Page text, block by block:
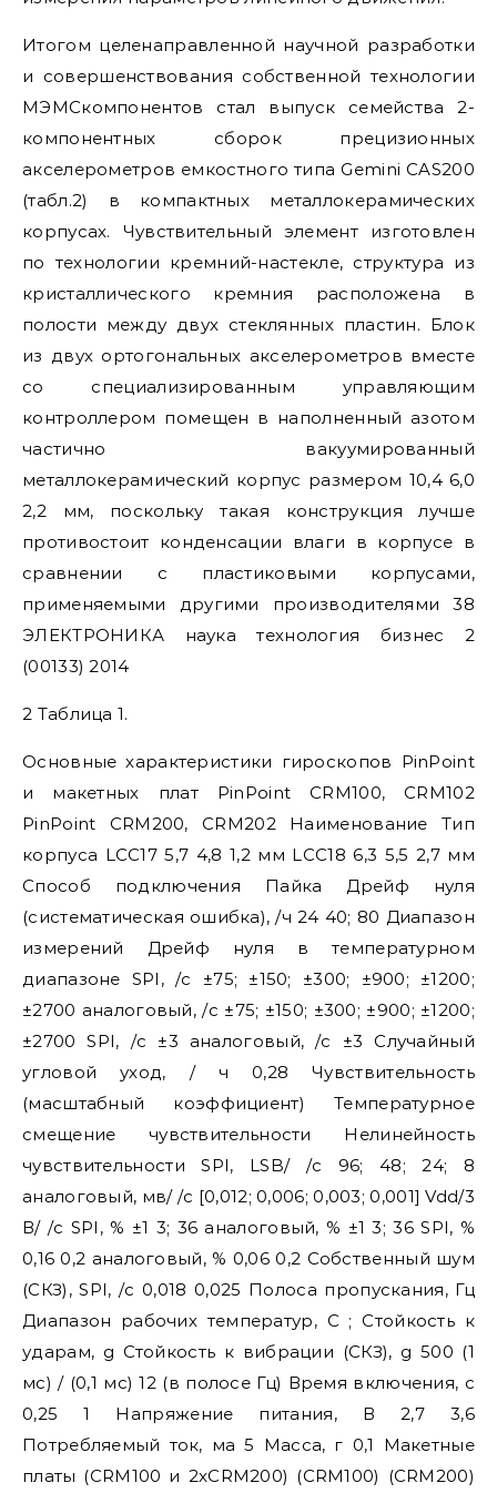
Итогом целенаправленной научной разработки
и совершенствования собственной технологии
МЭМСкомпонентов стал выпуск семейства 2-
компонентных сборок прецизионных
акселерометров емкостного типа Gemini CAS200
(табл.2) в компактных металлокерамических
корпусах. Чувствительный элемент изготовлен
по технологии кремний-настекле, структура из
кристаллического кремния расположена в
полости между двух стеклянных пластин. Блок
из двух ортогональных акселерометров вместе
со специализированным управляющим
контроллером помещен в наполненный азотом
частично вакуумированный
металлокерамический корпус размером 10,4 6,0
2,2 мм, поскольку такая конструкция лучше
противостоит конденсации влаги в корпусе в
сравнении с пластиковыми корпусами,
применяемыми другими производителями 38
ЭЛЕКТРОНИКА наука технология бизнес 2
(00133) 2014
2 Таблица 1.
Основные характеристики гироскопов PinPoint
и макетных плат PinPoint CRM100, CRM102
PinPoint CRM200, CRM202 Наименование Тип
корпуса LCC17 5,7 4,8 1,2 мм LCC18 6,3 5,5 2,7 мм
Способ подключения Пайка Дрейф нуля
(систематическая ошибка), /ч 24 40; 80 Диапазон
измерений Дрейф нуля в температурном
диапазоне SPI, /с ±75; ±150; ±300; ±900; ±1200;
±2700 аналоговый, /с ±75; ±150; ±300; ±900; ±1200;
±2700 SPI, /с ±3 аналоговый, /с ±3 Случайный
угловой уход, / ч 0,28 Чувствительность
(масштабный коэффициент) Температурное
смещение чувствительности Нелинейность
чувствительности SPI, LSB/ /с 96; 48; 24; 8
аналоговый, мв/ /с [0,012; 0,006; 0,003; 0,001] Vdd/3
В/ /с SPI, % ±1 3; 36 аналоговый, % ±1 3; 36 SPI, %
0,16 0,2 аналоговый, % 0,06 0,2 Собственный шум
(СКЗ), SPI, /с 0,018 0,025 Полоса пропускания, Гц
Диапазон рабочих температур, С ; Стойкость к
ударам, g Стойкость к вибрации (СКЗ), g 500 (1
мс) / (0,1 мс) 12 (в полосе Гц) Время включения, с
0,25 1 Напряжение питания, В 2,7 3,6
Потребляемый ток, ма 5 Масса, г 0,1 Макетные
платы (CRM100 и 2xCRM200) (CRM100) (CRM200)